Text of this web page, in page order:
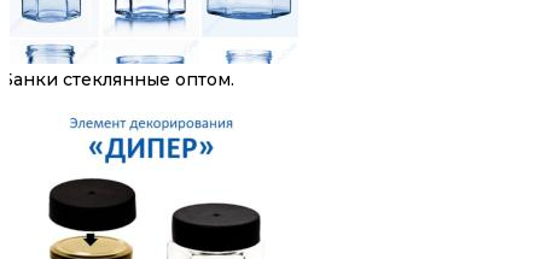
Банки стеклянные оптом.